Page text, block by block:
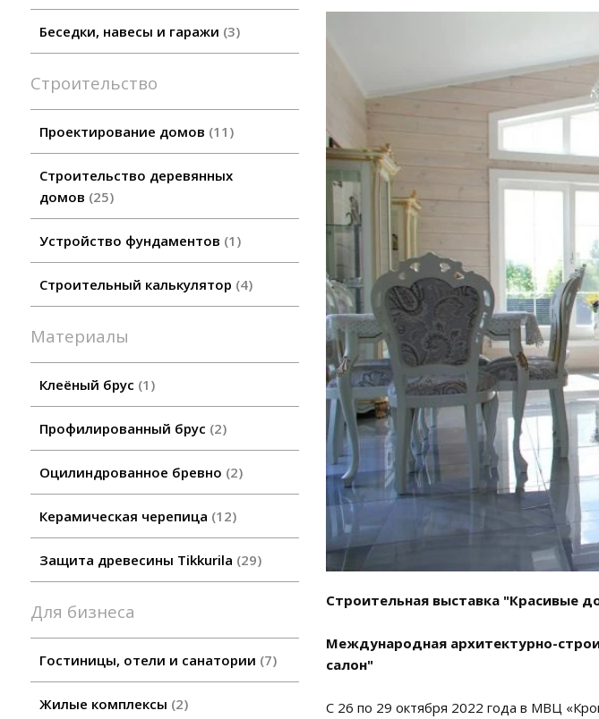
Беседки, навесы и гаражи 3
Строительство
Проектирование домов 11
Строительство деревянных
домов 25
Устройство фундаментов 1
Строительный калькулятор 4
Материалы
Клеёный брус 1
Профилированный брус 2
Оцилиндрованное бревно 2
Керамическая черепица 12
Защита древесины Tikkurila 29
Для бизнеса
Гостиницы, отели и санатории 7
Жилые комплексы 2
Строительная выставка "Красивые
Международная архитектурно-
салон"
С 26 по 29 октября 2022 года в МВЦ